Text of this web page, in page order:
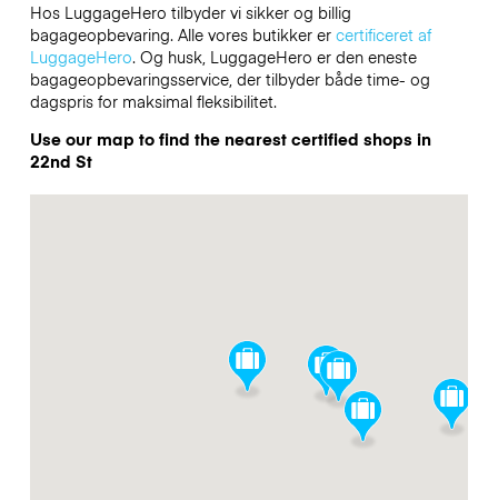
Hos LuggageHero tilbyder vi sikker og billig
bagageopbevaring. Alle vores butikker er certificeret af
LuggageHero. Og husk, LuggageHero er den eneste
bagageopbevaringsservice, der tilbyder både time- og
dagspris for maksimal fleksibilitet.
Use our map to find the nearest certified shops in
22nd St